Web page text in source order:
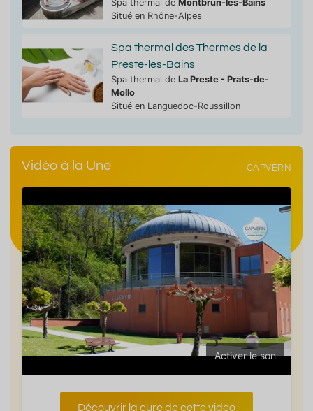
Spa thermal de Montbrun-les-Bains
Situé en Rhône-Alpes
Spa thermal des Thermes de la
Preste-les-Bains
Spa thermal de La Preste - Prats-de-
Mollo
Situé en Languedoc-Roussillon
Vidéo à la Une CAPVERN
Activer le son
Découvrir la cure de cette video